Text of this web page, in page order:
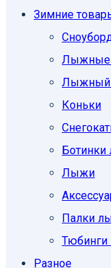
Зимние
Лыжные
Лыжный
Коньки
Лыжи
Палки
Тюбинги
Разное